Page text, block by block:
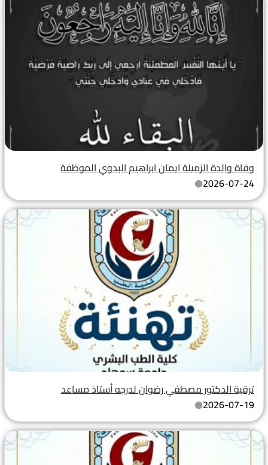
وفاة والدة الزميلة ايمان ابراهيم البدوي الموظفة
2026-07-24
ترقية الدكتور مصطفي رضوان لدرجه أستاذ مساعد
2026-07-19